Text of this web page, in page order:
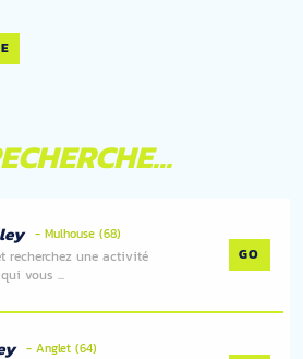
- Mulhouse (68)
recherchez une activité
vous ...
GO
- Anglet (64)